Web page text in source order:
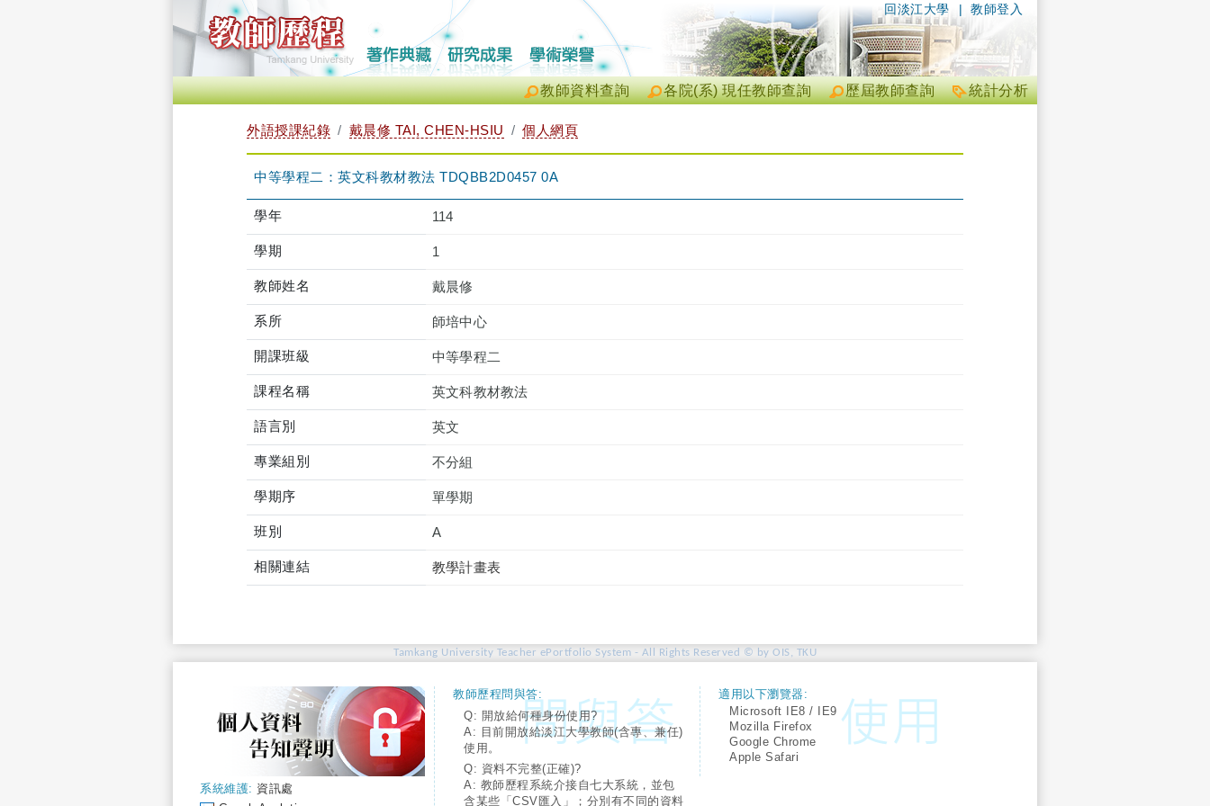
| 教師登入
回淡江大學
統計分析
歷屆教師查詢
各院(系) 現任教師查詢
教師資料查詢
外語授課紀錄 戴晨修 TAI, CHEN-HSIU 個人網頁
中等學程二：英文科教材教法 TDQBB2D0457 0A
學年 114
學期 1
教師姓名 戴晨修
系所 師培中心
開課班級 中等學程二
課程名稱 英文科教材教法
語言別 英文
專業組別 不分組
學期序 單學期
班別 A
相關連結 教學計畫表
Tamkang University Teacher ePortfolio System - All Rights Reserved © by OIS, TKU
系統維護: 資訊處
教師歷程問與答:
Q: 開放給何種身份使用?
A: 目前開放給淡江大學教師(含專、兼任)
使用。
Q: 資料不完整(正確)?
A: 教師歷程系統介接自七大系統，並包
含某些「CSV匯入」；分別有不同的資料
適用以下瀏覽器:
Microsoft IE8 / IE9
Mozilla Firefox
Google Chrome
Apple Safari